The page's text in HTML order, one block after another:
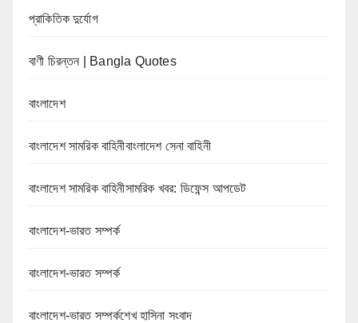
প্রাকিতিক দুর্যোগ
বাণী চিরন্তন | Bangla Quotes
বাংলাদেশ
বাংলাদেশ সামরিক বাহিনীবাংলাদেশ সেনা বাহিনী
বাংলাদেশ সামরিক বাহিনীসামরিক খবর: ডিফেন্স আপডেট
বাংলাদেশ-ভারত সম্পর্ক
বাংলাদেশ-ভারত সম্পর্ক
বাংলাদেশ-ভারত সম্পর্কশেখ হাসিনা সংবাদ